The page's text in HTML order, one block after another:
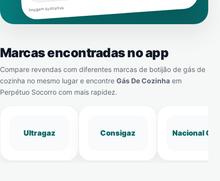
Imagem ilustrativa
Marcas encontradas no app
Compare revendas com diferentes marcas de botijão de gás de
cozinha no mesmo lugar e encontre Gás De Cozinha em
Perpétuo Socorro com mais rapidez.
Ultragaz Consigaz Nacional Gás